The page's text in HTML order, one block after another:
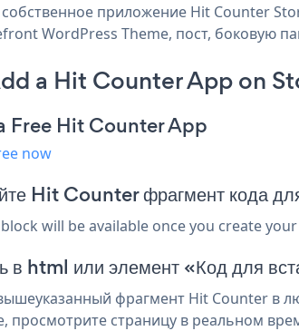
собственное приложение Hit Counter
WordPress Theme, пост, боковую
a Hit Counter App on
Free Hit Counter App
now
Hit Counter фрагмент кода
will be available once you create
в html или элемент «Код для
фрагмент Hit Counter в
просмотрите страницу в реальном